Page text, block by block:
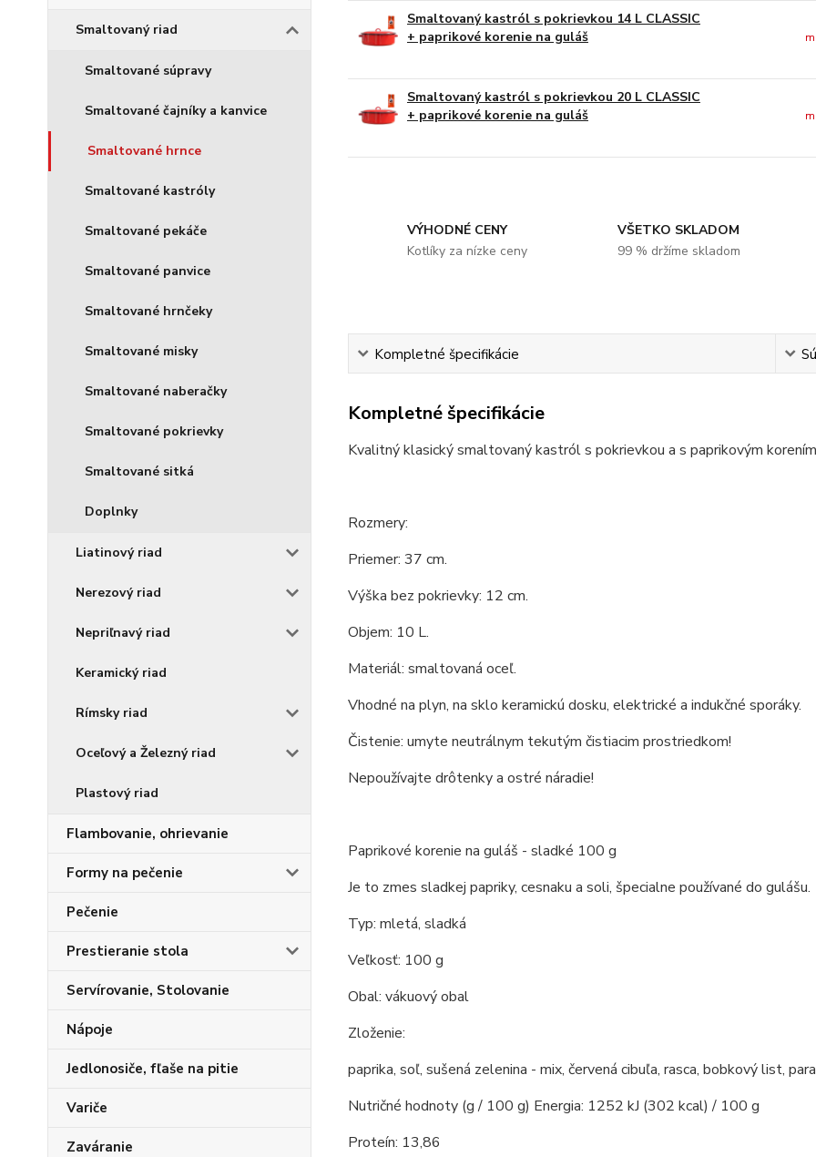
Smaltovaný riad
Smaltované súpravy
Smaltované čajníky a kanvice
Smaltované hrnce
Smaltované kastróly
Smaltované pekáče
Smaltované panvice
Smaltované hrnčeky
Smaltované misky
Smaltované naberačky
Smaltované pokrievky
Smaltované sitká
Doplnky
Liatinový riad
Nerezový riad
Nepriľnavý riad
Keramický riad
Rímsky riad
Oceľový a Železný riad
Plastový riad
Flambovanie, ohrievanie
Formy na pečenie
Pečenie
Prestieranie stola
Servírovanie, Stolovanie
Nápoje
Jedlonosiče, fľaše na pitie
Variče
Zaváranie
Smaltovaný kastról s pokrievkou 14 L CLASSIC
+ paprikové korenie na guláš
Smaltovaný kastról s pokrievkou 20 L CLASSIC
+ paprikové korenie na guláš
VÝHODNÉ CENY
Kotlíky za nízke ceny
VŠETKO SKLADOM
99 % držíme skladom
Kompletné špecifikácie
Kompletné špecifikácie
Kvalitný klasický smaltovaný kastról s pokrievkou a s paprikovým
Rozmery:
Priemer: 37 cm.
Výška bez pokrievky: 12 cm.
Objem: 10 L.
Materiál: smaltovaná oceľ.
Vhodné na plyn, na sklo keramickú dosku, elektrické a indukčné sporáky.
Čistenie: umyte neutrálnym tekutým čistiacim prostriedkom!
Nepoužívajte drôtenky a ostré náradie!
Paprikové korenie na guláš - sladké 100 g
Je to zmes sladkej papriky, cesnaku a soli, špecialne používané do gulášu.
Typ: mletá, sladká
Veľkosť: 100 g
Obal: vákuový obal
Zloženie:
paprika, soľ, sušená zelenina - mix, červená cibuľa, rasca, bobkový list,
Nutričné hodnoty (g / 100 g) Energia: 1252 kJ (302 kcal) / 100 g
Proteín: 13,86